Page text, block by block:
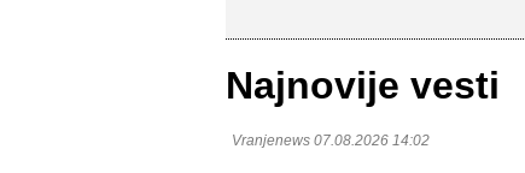
Najnovije vesti
Vranjenews 07.08.2026 14:02